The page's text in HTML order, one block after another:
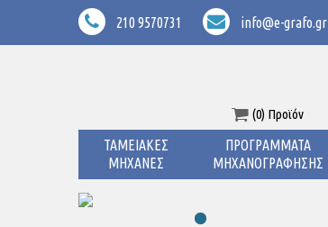
210 9570731 info@e-grafo.gr
(0) Προϊόν
ΤΑΜΕΙΑΚΕΣ
ΜΗΧΑΝΕΣ
ΠΡΟΓΡΑΜΜΑΤΑ
ΜΗΧΑΝΟΓΡΑΦΗΣΗΣ